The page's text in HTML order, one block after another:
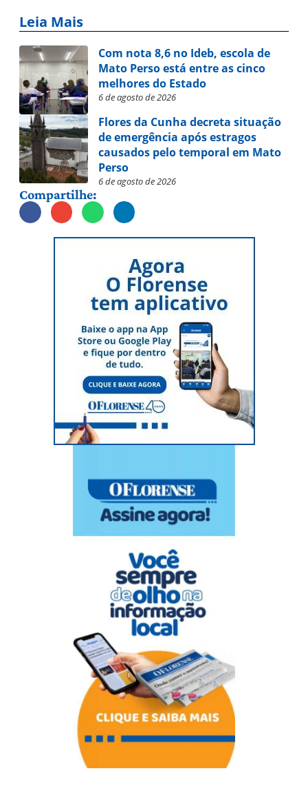
Leia Mais
Com nota 8,6 no Ideb, escola de
Mato Perso está entre as cinco
melhores do Estado
6 de agosto de 2026
Flores da Cunha decreta situação
de emergência após estragos
causados pelo temporal em Mato
Perso
6 de agosto de 2026
Compartilhe: